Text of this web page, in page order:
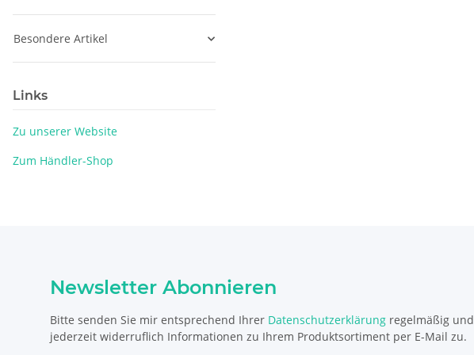
Besondere Artikel
Links
Zu unserer Website
Zum Händler-Shop
Newsletter Abonnieren
Bitte senden Sie mir entsprechend Ihrer Datenschutzerklärung regelmäßig und
jederzeit widerruflich Informationen zu Ihrem Produktsortiment per E-Mail zu.